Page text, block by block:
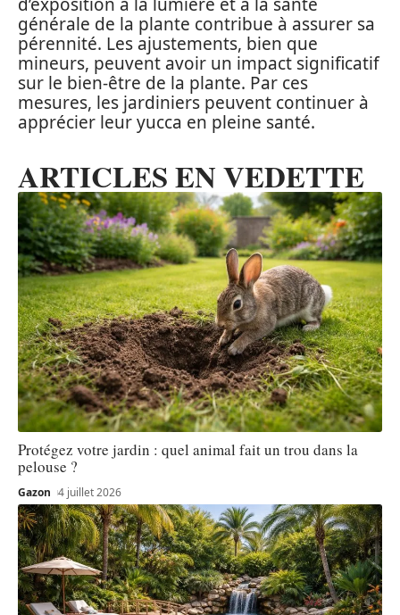
générale de la plante contribue à assurer sa
pérennité. Les ajustements, bien que
mineurs, peuvent avoir un impact significatif
sur le bien-être de la plante. Par ces
mesures, les jardiniers peuvent continuer à
apprécier leur yucca en pleine santé.
ARTICLES EN VEDETTE
Protégez votre jardin : quel animal fait un trou dans la
pelouse ?
Gazon 4 juillet 2026